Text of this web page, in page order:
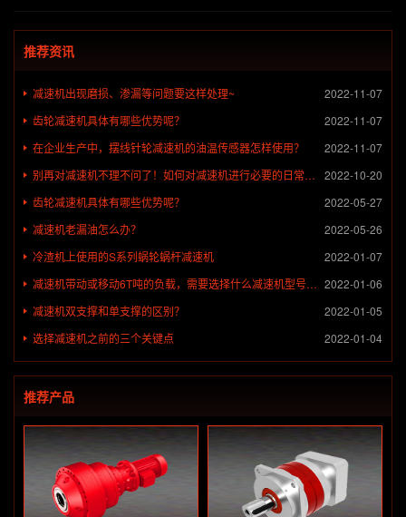
推荐资讯
2022-11-07
减速机出现磨损、渗漏等问题要这样处理~
2022-11-07
齿轮减速机具体有哪些优势呢？
2022-11-07
在企业生产中，摆线针轮减速机的油温传感器怎样使用？
2022-10-20
别再对减速机不理不问了！如何对减速机进行必要的日常检查？
2022-05-27
齿轮减速机具体有哪些优势呢？
2022-05-26
减速机老漏油怎么办？
2022-01-07
冷渣机上使用的S系列蜗轮蜗杆减速机
2022-01-06
减速机带动或移动6T吨的负载，需要选择什么减速机型号进行使用？
2022-01-05
减速机双支撑和单支撑的区别？
2022-01-04
选择减速机之前的三个关键点
推荐产品